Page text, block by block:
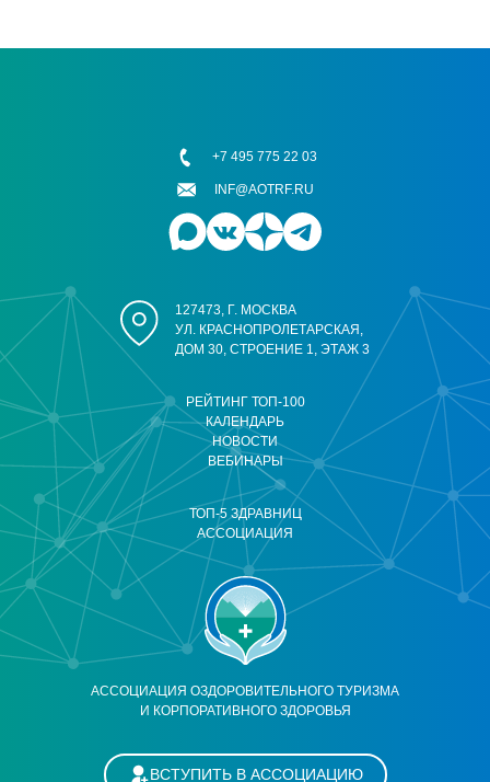
АССОЦИАЦИЯ ОЗДОРОВИТЕЛЬНОГО ТУРИЗМА
И КОРПОРАТИВНОГО ЗДОРОВЬЯ
РЕЙТИНГ ТОП-100
КАЛЕНДАРЬ
НОВОСТИ
ВЕБИНАРЫ
ТОП-5 ЗДРАВНИЦ
АССОЦИАЦИЯ
127473, Г. МОСКВА
УЛ. КРАСНОПРОЛЕТАРСКАЯ,
ДОМ 30, СТРОЕНИЕ 1, ЭТАЖ 3
+7 495 775 22 03
INF@AOTRF.RU
ВСТУПИТЬ В АССОЦИАЦИЮ